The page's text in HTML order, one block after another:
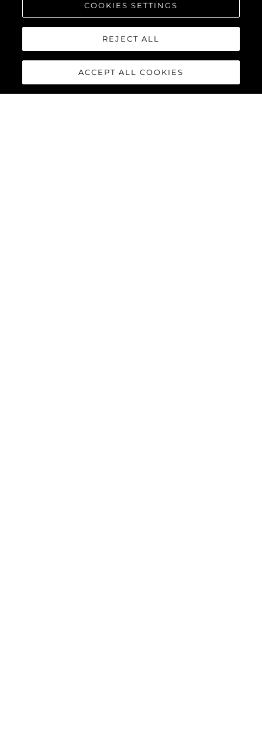
COOKIES SETTINGS
REJECT ALL
ACCEPT ALL COOKIES